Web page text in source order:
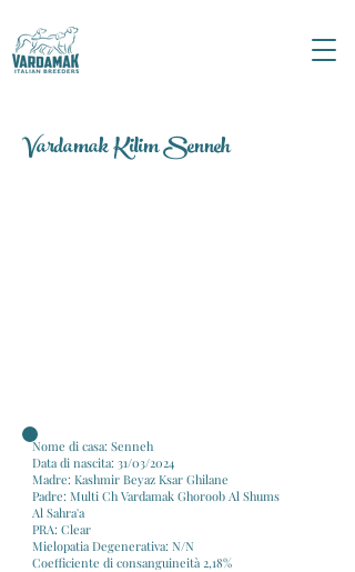
Vardamak Kilim Senneh
Nome di casa: Senneh
Data di nascita: 31/03/2024
Madre: Kashmir Beyaz Ksar Ghilane
Padre: Multi Ch Vardamak Ghoroob Al Shums
Al Sahra'a
PRA: Clear
Mielopatia Degenerativa: N/N
Coefficiente di consanguineità 2,18%